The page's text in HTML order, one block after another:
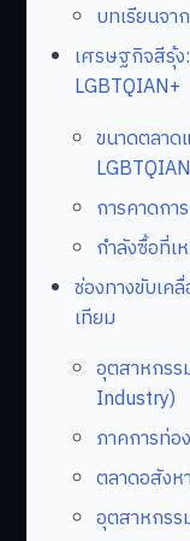
บทเรียนจ
เศรษฐกิจสีรุ้
LGBTQIAN+
ขนาดตลาด
การคาดก
กำลังซื้อที่เ
ช่องทางขับเค
เทียม
อุตสาหกรร
Industry)
ภาคการท่อ
ตลาดอสัง
อุตสาหกรร